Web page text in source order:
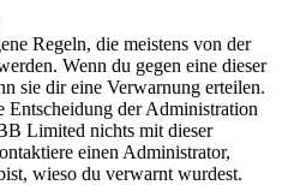
Regeln, die meistens von der
Wenn du gegen eine dieser
sie dir eine Verwarnung erteilen.
Entscheidung der Administration
Limited nichts mit dieser
einen Administrator,
wieso du verwarnt wurdest.